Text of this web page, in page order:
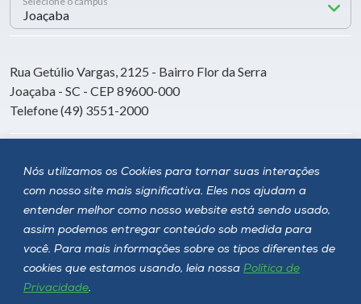
Nós utilizamos os Cookies para tornar suas interações
com nosso site mais significativa. Eles nos ajudam a
entender melhor como nosso website está sendo usado,
assim podemos entregar conteúdo sob medida para
você. Para mais informações sobre os tipos diferentes de
cookies que estamos usando, leia nossa Política de
Privacidade.
Rua Getúlio Vargas, 2125 - Bairro Flor da Serra
Joaçaba - SC - CEP 89600-000
Telefone (49) 3551-2000
Siga a Unoesc